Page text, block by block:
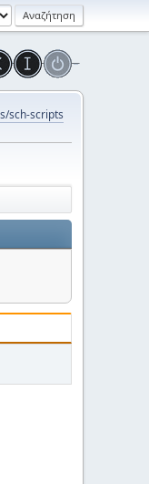
sch-scripts